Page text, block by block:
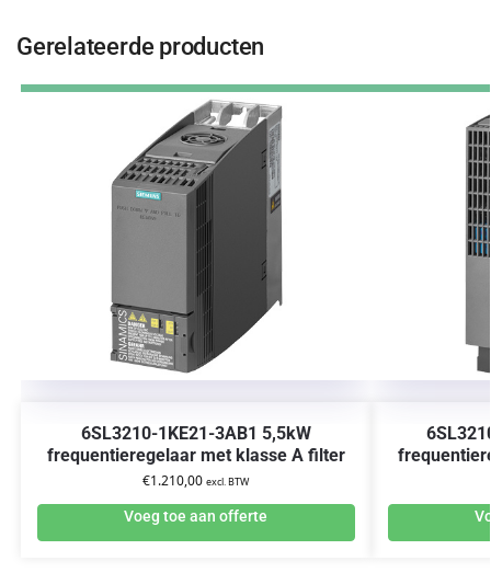
Gerelateerde producten
6SL3210-1KE21-3AB1 5,5kW
frequentieregelaar met klasse A filter
€1.210,00 excl. BTW
Voeg toe aan offerte